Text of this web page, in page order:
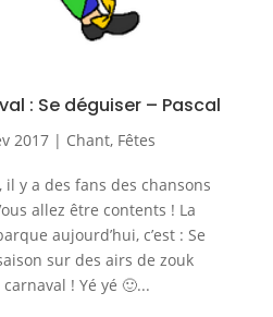
: Se déguiser – Pascal
2017| Chant, Fêtes
il y a des fans des chansons
allez être contents ! La
aujourd’hui, c’est : Se
sur des airs de zouk
! Yé yé 🙂...